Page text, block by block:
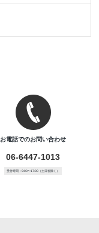
お電話でのお問い合わせ
06-6447-1013
受付時間：9:00〜17:00（土日祝除く）